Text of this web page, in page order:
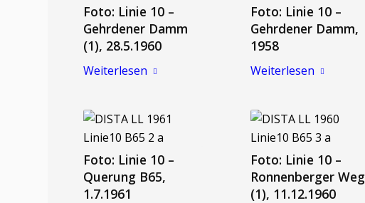
Foto: Linie 10 –
Gehrdener Damm
(1), 28.5.1960
Weiterlesen
Foto: Linie 10 –
Gehrdener Damm,
1958
Weiterlesen
Foto: Linie 10 –
Querung B65,
1.7.1961
Foto: Linie 10 –
Ronnenberger Weg
(1), 11.12.1960